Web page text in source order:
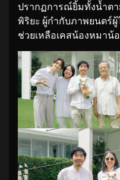
ปรากฏการณ์ยิ้มทั้งน้ำต
พิริยะ ผู้กำกับภาพยนตร์ผู้
ช่วยเหลือเคสน้องหมาน้